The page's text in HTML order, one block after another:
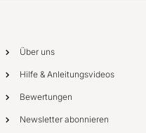
Über uns
Hilfe & Anleitungsvideos
Bewertungen
Newsletter abonnieren